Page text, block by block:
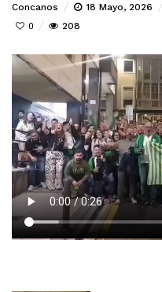
Concanos 18 Mayo, 2026
0 208